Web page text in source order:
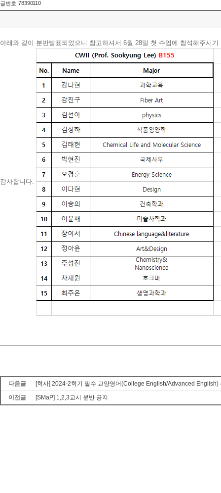
글번호 78390110
아래와 같이 분반발표되었으니 참고하셔서 6월 28일 첫 수업에 참석해주시
감사합니다.
다음글
[학사] 2024-2학기 필수 교양영어(College English/Advanced
이전글
[SMaP] 1,2,3교시 분반 공지